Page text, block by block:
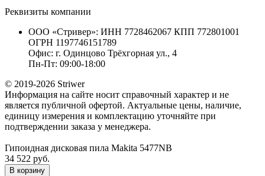
Реквизиты компании
ООО «Стривер»: ИНН 7728462067 КПП 772801001
ОГРН 1197746151789
Офис: г. Одинцово Трёхгорная ул., 4
Пн-Пт: 09:00-18:00
© 2019-2026 Striwer
Информация на сайте носит справочный характер и не
является публичной офертой. Актуальные цены, наличие,
единицу измерения и комплектацию уточняйте при
подтверждении заказа у менеджера.
Гипоидная дисковая пила Makita 5477NB
34 522 руб.
В корзину